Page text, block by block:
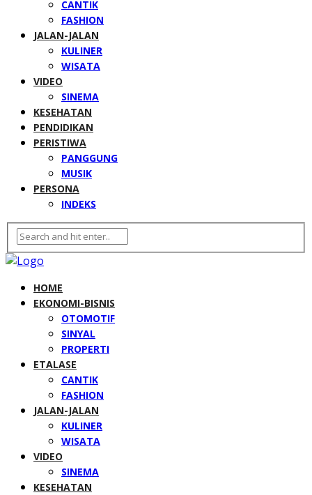
CANTIK
FASHION
JALAN-JALAN
KULINER
WISATA
VIDEO
SINEMA
KESEHATAN
PENDIDIKAN
PERISTIWA
PANGGUNG
MUSIK
PERSONA
INDEKS
HOME
EKONOMI-BISNIS
OTOMOTIF
SINYAL
PROPERTI
ETALASE
CANTIK
FASHION
JALAN-JALAN
KULINER
WISATA
VIDEO
SINEMA
KESEHATAN